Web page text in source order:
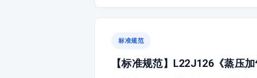
标准规范
【标准规范】L22J126《蒸压